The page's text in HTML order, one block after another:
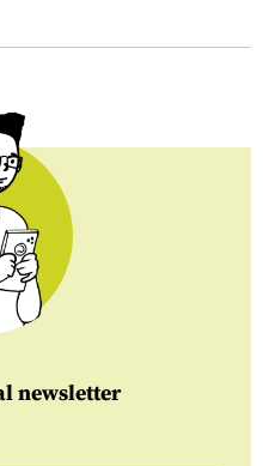
newsletter